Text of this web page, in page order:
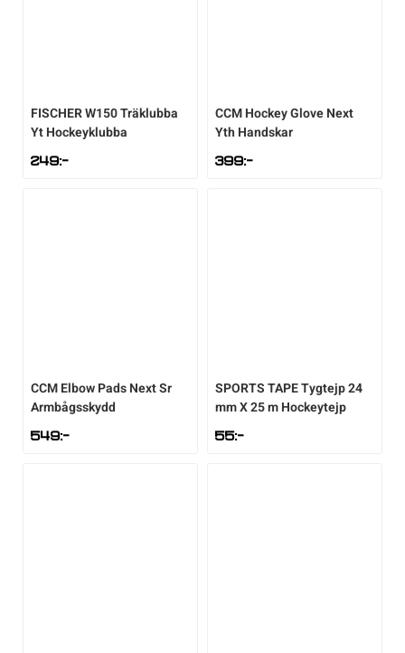
FISCHERW150 Träklubba
Yt Hockeyklubba
249:-
CCMHockey Glove Next
Yth Handskar
399:-
CCMElbow Pads Next Sr
Armbågsskydd
549:-
SPORTS TAPETygtejp 24
mm X 25 m Hockeytejp
55:-